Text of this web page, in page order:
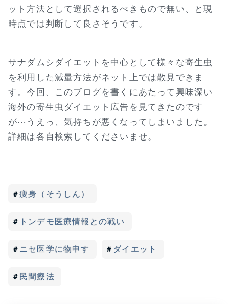
ット方法として選択されるべきもので無い、と現
時点では判断して良さそうです。
サナダムシダイエットを中心として様々な寄生虫
を利用した減量方法がネット上では散見できま
す。今回、このブログを書くにあたって興味深い
海外の寄生虫ダイエット広告を見てきたのです
が⋯うえっ、気持ちが悪くなってしまいました。
詳細は各自検索してくださいませ。
痩身（そうしん）
トンデモ医療情報との戦い
ニセ医学に物申す ダイエット
民間療法